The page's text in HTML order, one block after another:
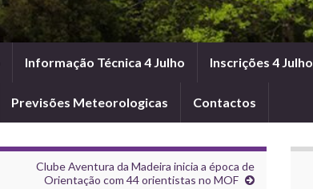
Informação Técnica 4 Julho Inscrições 4 Julho
Previsões Meteorologicas Contactos
Clube Aventura da Madeira inicia a época de
Orientação com 44 orientistas no MOF